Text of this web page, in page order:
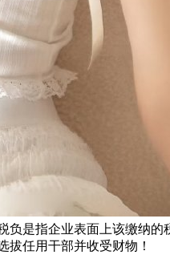
是指企业表面上该缴纳
拔任用干部并收受财物！